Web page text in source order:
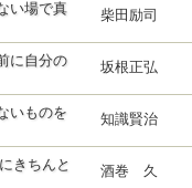
い場で真
柴田励司
に自分の
坂根正弘
いものを
知識賢治
きちんと
酒巻 久